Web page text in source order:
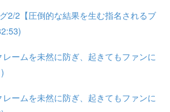
2/2【圧倒的な結果を生む指名されるブ
ームを未然に防ぎ、起きてもファンに
ームを未然に防ぎ、起きてもファンに